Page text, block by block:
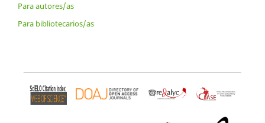
Para autores/as
Para bibliotecarios/as